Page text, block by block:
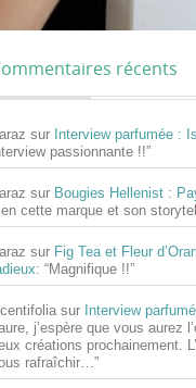
récents
sur Interview parfumée :
passionnante !!”
sur Bougies Hellenist :
cette marque et son
sur Fig Tea et Fleur
: “Magnifique !!”
sur Interview
j’espère que vous aurez
créations prochainement.
rafraîchir…”